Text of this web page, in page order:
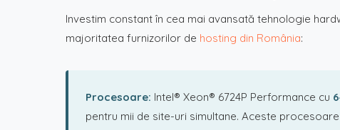
Investim constant în cea mai avansată tehnologie
majoritatea furnizorilor de hosting din România:
Procesoare: Intel® Xeon® 6724P Performance cu
pentru mii de site-uri simultane. Aceste